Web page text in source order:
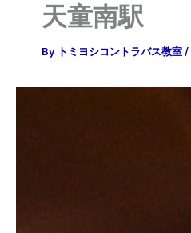
天童南駅
By トミヨシコントラバス教室/